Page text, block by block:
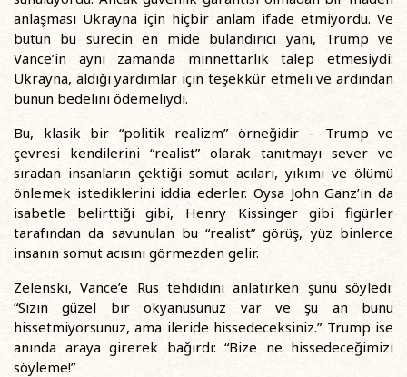
anlaşması Ukrayna için hiçbir anlam ifade etmiyordu. Ve
bütün bu sürecin en mide bulandırıcı yanı, Trump ve
Vance’in aynı zamanda minnettarlık talep etmesiydi:
Ukrayna, aldığı yardımlar için teşekkür etmeli ve ardından
bunun bedelini ödemeliydi.
Bu, klasik bir “politik realizm” örneğidir – Trump ve
çevresi kendilerini “realist” olarak tanıtmayı sever ve
sıradan insanların çektiği somut acıları, yıkımı ve ölümü
önlemek istediklerini iddia ederler. Oysa John Ganz’ın da
isabetle belirttiği gibi, Henry Kissinger gibi figürler
tarafından da savunulan bu “realist” görüş, yüz binlerce
insanın somut acısını görmezden gelir.
Zelenski, Vance’e Rus tehdidini anlatırken şunu söyledi:
“Sizin güzel bir okyanusunuz var ve şu an bunu
hissetmiyorsunuz, ama ileride hissedeceksiniz.” Trump ise
anında araya girerek bağırdı: “Bize ne hissedeceğimizi
söyleme!”